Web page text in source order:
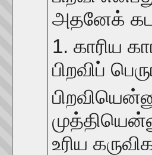
அதனேக்
1. காரிய
பிறவிப்
உரிய